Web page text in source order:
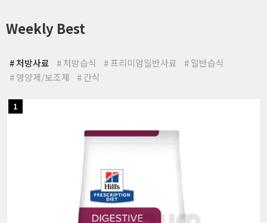
Weekly Best
# 처방사료 # 처방습식 # 프리미엄일반사료
# 일반습식
# 영양제/보조제
# 간식